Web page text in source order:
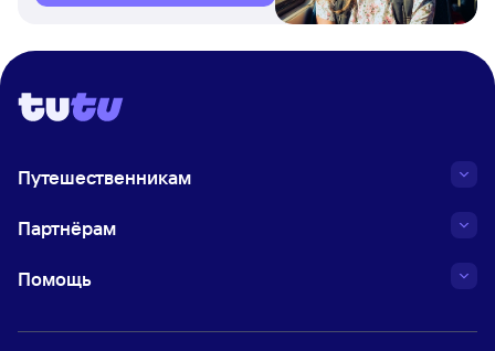
Путешественникам
Партнёрам
Помощь